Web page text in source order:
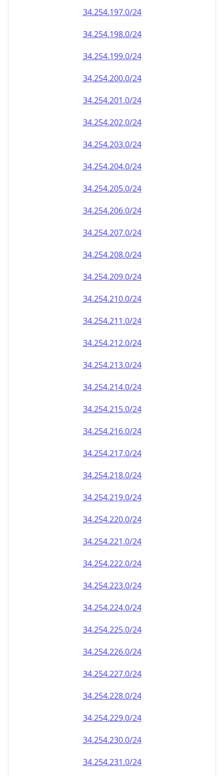
34.254.197.0/24
34.254.198.0/24
34.254.199.0/24
34.254.200.0/24
34.254.201.0/24
34.254.202.0/24
34.254.203.0/24
34.254.204.0/24
34.254.205.0/24
34.254.206.0/24
34.254.207.0/24
34.254.208.0/24
34.254.209.0/24
34.254.210.0/24
34.254.211.0/24
34.254.212.0/24
34.254.213.0/24
34.254.214.0/24
34.254.215.0/24
34.254.216.0/24
34.254.217.0/24
34.254.218.0/24
34.254.219.0/24
34.254.220.0/24
34.254.221.0/24
34.254.222.0/24
34.254.223.0/24
34.254.224.0/24
34.254.225.0/24
34.254.226.0/24
34.254.227.0/24
34.254.228.0/24
34.254.229.0/24
34.254.230.0/24
34.254.231.0/24